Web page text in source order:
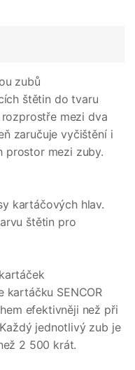
zubů
štětin do tvaru
mezi dva
zaručuje vyčištění i
prostor mezi zuby.
kartáčových hlav.
štětin pro
kartáčku SENCOR
efektivněji než při
jednotlivý zub je
2 500 krát.